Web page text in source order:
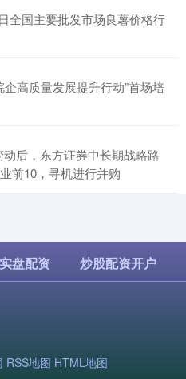
全国主要批发市场良薯价格行
高质量发展提升行动”首场培
后，东方证券中长期战略路
前10，寻机进行并购
实盘配资 炒股配资开户
RSS地图 HTML地图